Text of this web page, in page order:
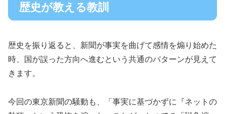
歴史が教える教訓
歴史を振り返ると、新聞が事実を曲げて感情を煽り始めた
時、国が誤った方向へ進むという共通のパターンが見えて
きます。
今回の東京新聞の騒動も、「事実に基づかずに『ネットの